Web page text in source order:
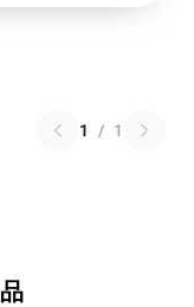
1 / 1